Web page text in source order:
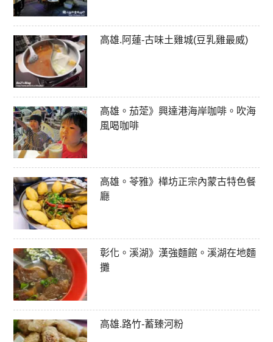
高雄.阿蓮-古味土雞城(豆乳雞最威)
高雄。茄萣》興達港海岸咖啡。吹海
風喝咖啡
高雄。苓雅》樺坊正宗內蒙古特色餐
廳
彰化。溪湖》漢強麵館。溪湖在地麵
攤
高雄.路竹-蓄臻河粉